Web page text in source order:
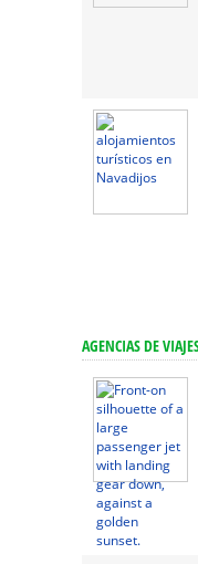
AGENCIAS DE